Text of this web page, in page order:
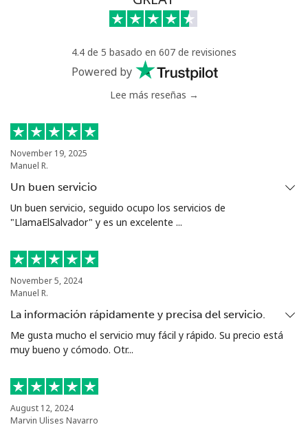
33 min por ⁦$10⁩
⁦18.9c⁩ 52 min por ⁦$10⁩
Celular ⁦2.5c⁩
Portugal
Línea fija ⁦1.6c⁩ 625 min por ⁦$10⁩
Celular ⁦4.9c⁩
All
country
⁦1.5c⁩ 665 min por ⁦$10⁩ ⁦7c⁩
4.4 de 5 basado en 607 de revisiones
Powered by
Lee más reseñas →
November 19, 2025
Manuel R.
Un buen servicio
Un buen servicio, seguido ocupo los servicios de
"LlamaElSalvador" y es un excelente ...
November 5, 2024
Manuel R.
La información rápidamente y precisa del servicio.
Me gusta mucho el servicio muy fácil y rápido. Su precio está
muy bueno y cómodo. Otr...
August 12, 2024
Marvin Ulises Navarro